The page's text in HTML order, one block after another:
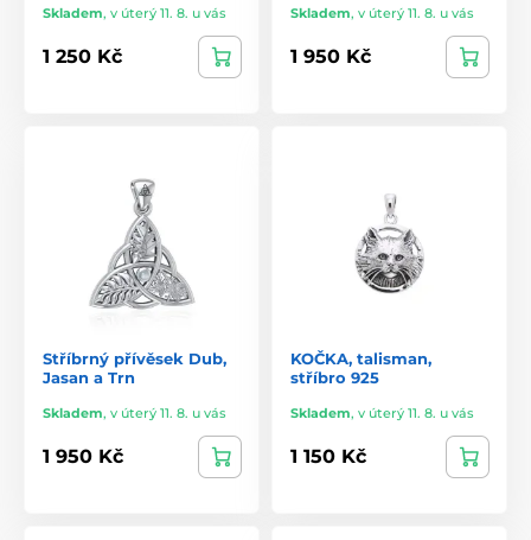
Skladem, v úterý 11. 8. u vás
1 250 Kč
Skladem, v úterý 11. 8. u vás
1 950 Kč
Stříbrný přívěsek Dub,
Jasan a Trn
Skladem, v úterý 11. 8. u vás
1 950 Kč
KOČKA, talisman,
stříbro 925
Skladem, v úterý 11. 8. u vás
1 150 Kč